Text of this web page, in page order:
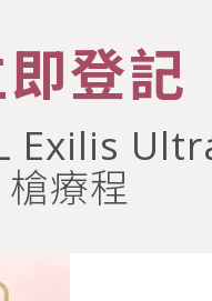
登記
Exilis
槍療程